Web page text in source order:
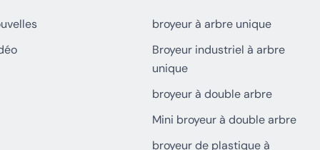
broyeur à arbre unique
Broyeur industriel à arbre
unique
broyeur à double arbre
Mini broyeur à double arbre
broyeur de plastique à